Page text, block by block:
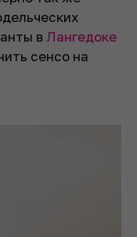
в Лангедоке
сенсо на